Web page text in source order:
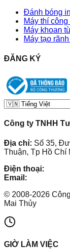
Đánh bóng
Máy thí
Máy khoan
Máy tạo
ĐĂNG KÝ
Công ty TNHH
Địa chỉ: Số 35,
Thuận, Tp Hồ Chí
Điện thoại:
Email:
© 2008-2026
Mai Thủy
GIỜ LÀM VIỆC